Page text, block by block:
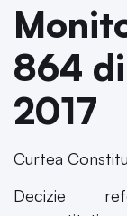
864
2017
Curtea
Decizie